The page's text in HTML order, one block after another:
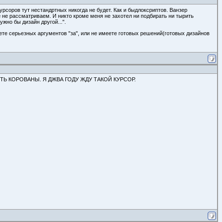
тут нестандртных никогда не будет. Как и быдлоксриптов. Ванзер
рассматриваем. И никто кроме меня не захотел ни подбирать ни тырить
бы дизайн другой...".
серьезных аргументов "за", или не имеете готовых решений(готовых дизайнов
КОРОВАНЫ. Я ДЖВА ГОДУ ЖДУ ТАКОЙ КУРСОР.